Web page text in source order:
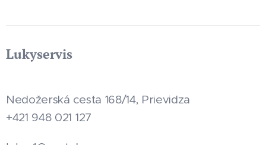
Lukyservis
Nedožerská cesta 168/14, Prievidza
+421 948 021 127